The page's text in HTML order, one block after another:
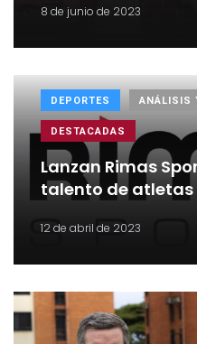
8 de junio de 2023
DEPORTES ANÁLISIS
DESTACADAS
Lanzan Rimas
talento de
12 de abril de 2023